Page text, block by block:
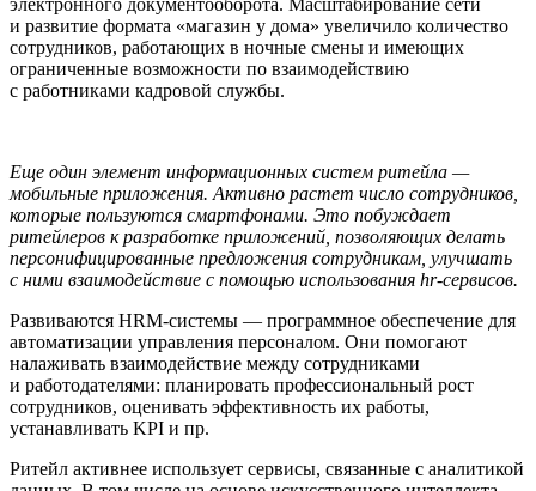
и развитие формата «магазин у дома» увеличило количество
сотрудников, работающих в ночные смены и имеющих
ограниченные возможности по взаимодействию
с работниками кадровой службы.
Еще один элемент информационных систем ритейла —
мобильные приложения. Активно растет число сотрудников,
которые пользуются смартфонами. Это побуждает
ритейлеров к разработке приложений, позволяющих делать
персонифицированные предложения сотрудникам, улучшать
с ними взаимодействие с помощью использования hr-сервисов.
Развиваются HRM-системы — программное обеспечение для
автоматизации управления персоналом. Они помогают
налаживать взаимодействие между сотрудниками
и работодателями: планировать профессиональный рост
сотрудников, оценивать эффективность их работы,
устанавливать KPI и пр.
Ритейл активнее использует сервисы, связанные с аналитикой